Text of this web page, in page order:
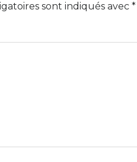
sont indiqués avec *